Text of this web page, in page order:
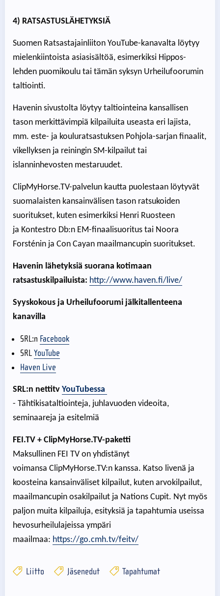
4) RATSASTUSLÄHETYKSIÄ
Suomen Ratsastajainliiton YouTube-kanavalta löytyy
mielenkiintoista asiasisältöä, esimerkiksi Hippos-
lehden puomikoulu tai tämän syksyn Urheilufoorumin
taltiointi.
Havenin sivustolta löytyy taltiointeina kansallisen
tason merkittävimpiä kilpailuita useasta eri lajista,
mm. este- ja kouluratsastuksen Pohjola-sarjan finaalit,
vikellyksen ja reiningin SM-kilpailut tai
islanninhevosten mestaruudet.
ClipMyHorse.TV-palvelun kautta puolestaan löytyvät
suomalaisten kansainvälisen tason ratsukoiden
suoritukset, kuten esimerkiksi Henri Ruosteen
ja Kontestro Db:n EM-finaalisuoritus tai Noora
Forsténin ja Con Cayan maailmancupin suoritukset.
Havenin lähetyksiä suorana kotimaan
ratsastuskilpailuista: http://www.haven.fi/live/
Syyskokous ja Urheilufoorumi jälkitallenteena
kanavilla
SRL:n Facebook
SRLYouTube
Haven Live
SRL:n nettitv YouTubessa
- Tähtikisataltiointeja, juhlavuoden videoita,
seminaareja ja esitelmiä
FEI.TV + ClipMyHorse.TV-paketti
Maksullinen FEI TV on yhdistänyt
voimansa ClipMyHorse.TV:n kanssa. Katso livenä ja
koosteina kansainväliset kilpailut, kuten arvokilpailut,
maailmancupin osakilpailut ja Nations Cupit. Nyt myös
paljon muita kilpailuja, esityksiä ja tapahtumia useissa
hevosurheilulajeissa ympäri
maailmaa: https://go.cmh.tv/feitv/
Liitto Jäsenedut Tapahtumat